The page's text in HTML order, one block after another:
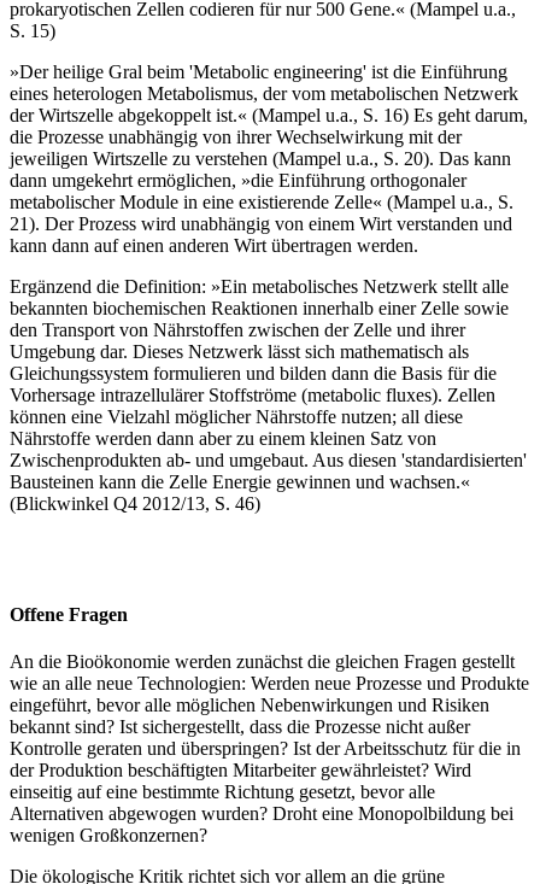
prokaryotischen Zellen codieren für nur 500 Gene.« (Mampel u.a.,
S. 15)
»Der heilige Gral beim 'Metabolic engineering' ist die Einführung
eines heterologen Metabolismus, der vom metabolischen Netzwerk
der Wirtszelle abgekoppelt ist.« (Mampel u.a., S. 16) Es geht darum,
die Prozesse unabhängig von ihrer Wechselwirkung mit der
jeweiligen Wirtszelle zu verstehen (Mampel u.a., S. 20). Das kann
dann umgekehrt ermöglichen, »die Einführung orthogonaler
metabolischer Module in eine existierende Zelle« (Mampel u.a., S.
21). Der Prozess wird unabhängig von einem Wirt verstanden und
kann dann auf einen anderen Wirt übertragen werden.
Ergänzend die Definition: »Ein metabolisches Netzwerk stellt alle
bekannten biochemischen Reaktionen innerhalb einer Zelle sowie
den Transport von Nährstoffen zwischen der Zelle und ihrer
Umgebung dar. Dieses Netzwerk lässt sich mathematisch als
Gleichungssystem formulieren und bilden dann die Basis für die
Vorhersage intrazellulärer Stoffströme (metabolic fluxes). Zellen
können eine Vielzahl möglicher Nährstoffe nutzen; all diese
Nährstoffe werden dann aber zu einem kleinen Satz von
Zwischenprodukten ab- und umgebaut. Aus diesen 'standardisierten'
Bausteinen kann die Zelle Energie gewinnen und wachsen.«
(Blickwinkel Q4 2012/13, S. 46)
Offene Fragen
An die Bioökonomie werden zunächst die gleichen Fragen gestellt
wie an alle neue Technologien: Werden neue Prozesse und Produkte
eingeführt, bevor alle möglichen Nebenwirkungen und Risiken
bekannt sind? Ist sichergestellt, dass die Prozesse nicht außer
Kontrolle geraten und überspringen? Ist der Arbeitsschutz für die in
der Produktion beschäftigten Mitarbeiter gewährleistet? Wird
einseitig auf eine bestimmte Richtung gesetzt, bevor alle
Alternativen abgewogen wurden? Droht eine Monopolbildung bei
wenigen Großkonzernen?
Die ökologische Kritik richtet sich vor allem an die grüne